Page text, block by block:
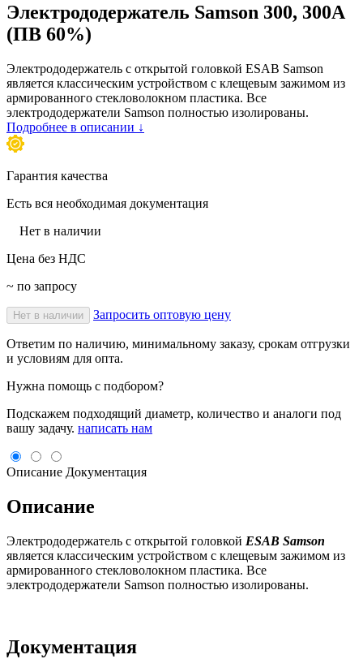
Электрододержатель Samson 300, 300A
(ПВ 60%)
Электрододержатель с открытой головкой ESAB Samson
является классическим устройством с клещевым зажимом из
армированного стекловолокном пластика. Все
электрододержатели Samson полностью изолированы.
Подробнее в описании ↓
Гарантия качества
Есть вся необходимая документация
Нет в наличии
Цена без НДС
~ по запросу
Нет в наличии Запросить оптовую цену
Ответим по наличию, минимальному заказу, срокам отгрузки
и условиям для опта.
Нужна помощь с подбором?
Подскажем подходящий диаметр, количество и аналоги под
вашу задачу. написать нам
Описание Документация
Описание
Электрододержатель с открытой головкой ESAB Samson
является классическим устройством с клещевым зажимом из
армированного стекловолокном пластика. Все
электрододержатели Samson полностью изолированы.
Документация